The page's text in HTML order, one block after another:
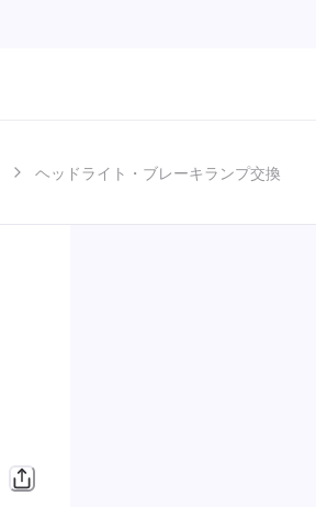
ヘッドライト・ブレーキランプ交換